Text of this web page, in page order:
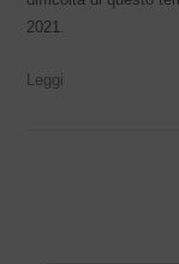
2021.
Leggi